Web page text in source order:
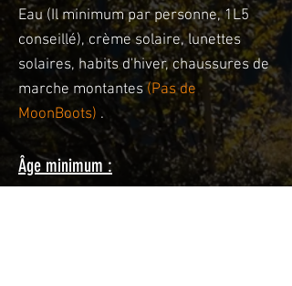
Eau (Il minimum par personne, 1L5
conseillé), crème solaire, lunettes
solaires, habits d'hiver, chaussures de
marche montantes(Pas de
MoonBoots) .
Âge minimum :